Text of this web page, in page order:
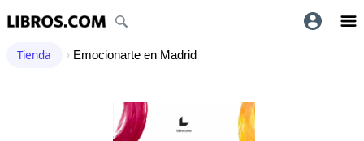
Tienda › Emocionarte en Madrid